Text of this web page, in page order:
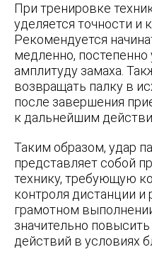
При тренировке
уделяется точности и
Рекомендуется
медленно, постепенно
амплитуду замаха.
возвращать палку в
после завершения
к дальнейшим
Таким образом, удар
представляет собой
технику, требующую
контроля дистанции и
грамотном
значительно
действий в условиях